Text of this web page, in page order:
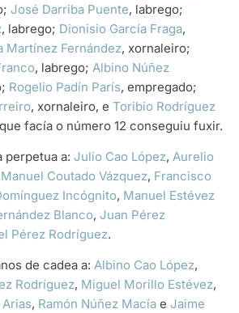
José Darriba Puente, labrego;
, labrego; Dionisio García Fraga,
Martínez Fernández, xornaleiro;
, labrego; Albino Núñez
Rogelio Padín París, empregado;
, xornaleiro, e Toribio Rodríguez
facía o número 12 conseguiu fuxir.
perpetua a: Julio Cao López, Aurelio
Manuel Coutado Vázquez, Francisco
Incógnito, Manuel Estévez
Blanco, Juan Pérez
Pérez Rodríguez.
de cadea a: Albino Cao López,
Rodríguez, Miguel Morillo Estévez,
, Ramón Núñez Macía e Jaime